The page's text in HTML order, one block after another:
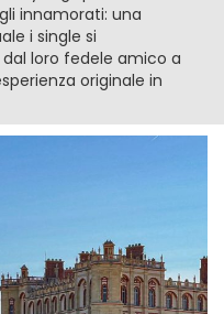
innamorati: una
i single si
loro fedele amico a
originale in